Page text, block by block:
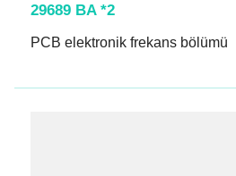
29689 BA *2
PCB elektronik frekans bölümü